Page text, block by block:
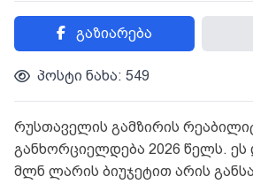
გაზიარება
პოსტი ნახა: 549
რუსთაველის გამზირის
განხორციელდება 2026 წელს.
მლნ ლარის ბიუჯეტით არის